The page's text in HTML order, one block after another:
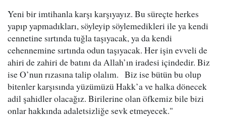
Yeni bir imtihanla karşı karşıyayız. Bu süreçte herkes
yapıp yapmadıkları, söyleyip söylemedikleri ile ya kendi
cennetine sırtında tuğla taşıyacak, ya da kendi
cehennemine sırtında odun taşıyacak. Her işin evveli de
ahiri de zahiri de batını da Allah’ın iradesi içindedir. Biz
ise O’nun rızasına talip olalım. Biz ise bütün bu olup
bitenler karşısında yüzümüzü Hakk’a ve halka dönecek
adil şahidler olacağız. Birilerine olan öfkemiz bile bizi
onlar hakkında adaletsizliğe sevk etmeyecek."